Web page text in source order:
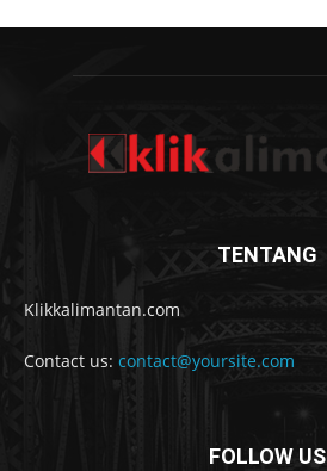
TENTANG
Klikkalimantan.com
Contact us: contact@yoursite.com
FOLLOW US